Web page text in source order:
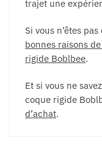
trajet une
Si vous n’êtes
bonnes raisons
rigide Boblbee.
Et si vous ne
coque rigide
d’achat.